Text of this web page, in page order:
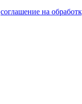
соглашение на